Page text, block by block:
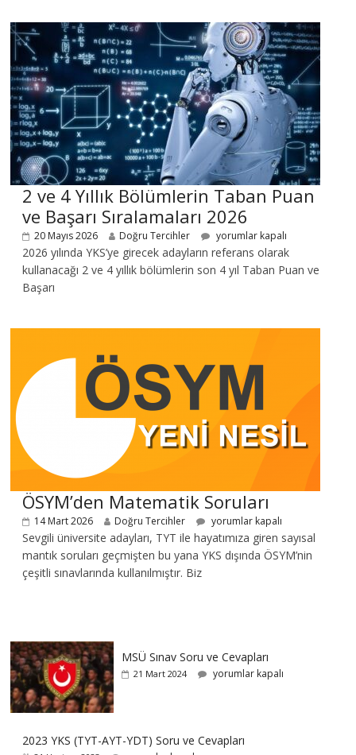
2 ve 4 Yıllık Bölümlerin Taban Puan
ve Başarı Sıralamaları 2026
20 Mayıs 2026 Doğru Tercihler yorumlar kapalı
2026 yılında YKS’ye girecek adayların referans olarak
kullanacağı 2 ve 4 yıllık bölümlerin son 4 yıl Taban Puan ve
Başarı
ÖSYM’den Matematik Soruları
14 Mart 2026 Doğru Tercihler yorumlar kapalı
Sevgili üniversite adayları, TYT ile hayatımıza giren sayısal
mantık soruları geçmişten bu yana YKS dışında ÖSYM’nin
çeşitli sınavlarında kullanılmıştır. Biz
MSÜ Sınav Soru ve Cevapları
21 Mart 2024 yorumlar kapalı
2023 YKS (TYT-AYT-YDT) Soru ve Cevapları